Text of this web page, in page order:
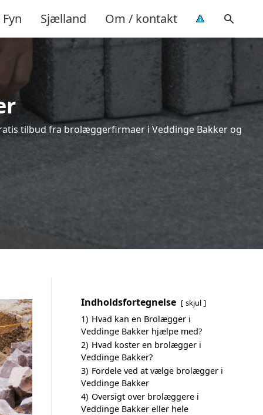
Fyn Sjælland Om / kontakt
tilbud fra brolæggerfirmaer i Veddinge Bakker og
Indholdsfortegnelse skjul
1) Hvad kan en Brolægger i
Veddinge Bakker hjælpe med?
2) Hvad koster en brolægger i
Veddinge Bakker?
3) Fordele ved at vælge brolægger i
Veddinge Bakker
4) Oversigt over brolæggere i
Veddinge Bakker eller hele